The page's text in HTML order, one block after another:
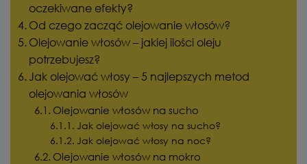
oczekiwane efekty?
Od czego zacząć olejowanie włosów?
Olejowanie włosów – jakiej ilości oleju
potrzebujesz?
Jak olejować włosy – 5 najlepszych metod
olejowania włosów
Olejowanie włosów na sucho
Jak olejować włosy na sucho?
Jak olejować włosy na noc?
Olejowanie włosów na mokro